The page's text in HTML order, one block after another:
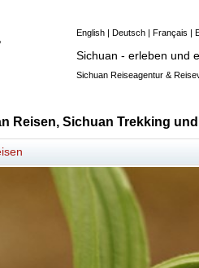
English| Deutsch| Français |
Sichuan - erleben und
Sichuan Reiseagentur &
Reisen, Sichuan Trekking